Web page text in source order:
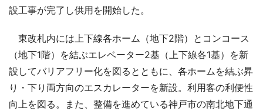
設工事が完了し供用を開始した。
東改札内には上下線各ホーム（地下2階）とコンコース
（地下1階）を結ぶエレベーター2基（上下線各1基）を新
設してバリアフリー化を図るとともに、各ホームを結ぶ昇
り・下り両方向のエスカレーターを新設。利用客の利便性
向上を図る。また、整備を進めている神戸市の南北地下通